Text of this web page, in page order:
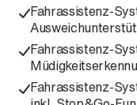
Fahrassistenz-
Fahrassistenz-
Fahrassistenz-